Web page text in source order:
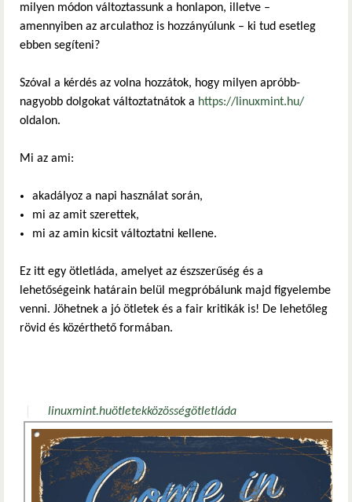
milyen módon változtassunk a honlapon, illetve –
amennyiben az arculathoz is hozzányúlunk – ki tud esetleg
ebben segíteni?
Szóval a kérdés az volna hozzátok, hogy milyen apróbb-
nagyobb dolgokat változtatnátok a https://linuxmint.hu/
oldalon.
Mi az ami:
akadályoz a napi használat során,
mi az amit szerettek,
mi az amin kicsit változtatni kellene.
Ez itt egy ötletláda, amelyet az észszerűség és a
lehetőségeink határain belül megpróbálunk majd figyelembe
venni. Jöhetnek a jó ötletek és a fair kritikák is! De lehetőleg
rövid és közérthető formában.
linuxmint.huötletekközösségötletláda